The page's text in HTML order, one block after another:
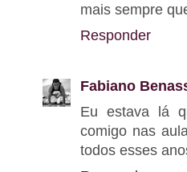
mais sempre
Responder
Fabiano
Eu estava lá
comigo nas
todos esses